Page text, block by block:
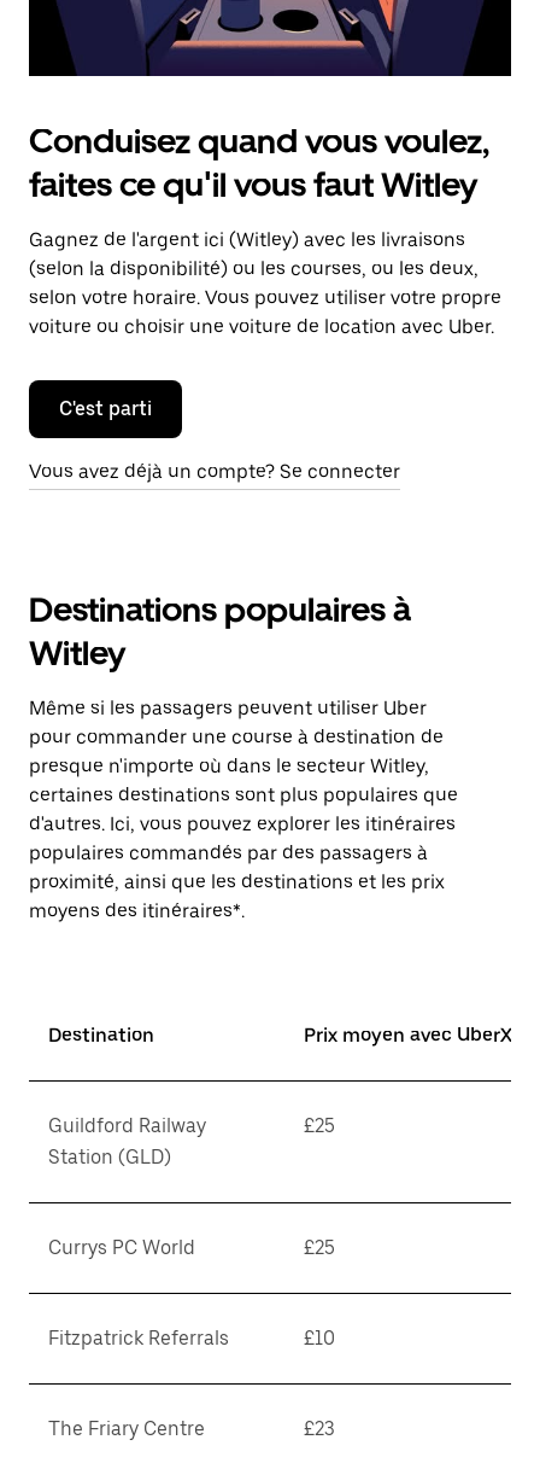
Conduisez quand vous voulez,
faites ce qu'il vous faut Witley
Gagnez de l'argent ici (Witley) avec les livraisons
(selon la disponibilité) ou les courses, ou les deux,
selon votre horaire. Vous pouvez utiliser votre propre
voiture ou choisir une voiture de location avec Uber.
C'est parti
Vous avez déjà un compte? Se connecter
Destinations populaires à
Witley
Même si les passagers peuvent utiliser Uber
pour commander une course à destination de
presque n'importe où dans le secteur Witley,
certaines destinations sont plus populaires que
d'autres. Ici, vous pouvez explorer les itinéraires
populaires commandés par des passagers à
proximité, ainsi que les destinations et les prix
moyens des itinéraires*.
Destination Prix moyen avec UberX*
Guildford Railway
Station (GLD)
£25
Currys PC World £25
Fitzpatrick Referrals £10
The Friary Centre £23